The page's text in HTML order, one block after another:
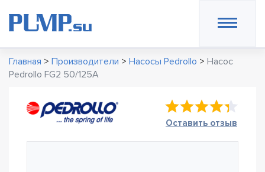
Главная > Производители > Насосы Pedrollo > Насос
Pedrollo FG2 50/125A
Оставить отзыв